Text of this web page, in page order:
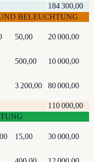
184 300,00
BELEUCHTUNG
50,00 20 000,00
500,00 10 000,00
3 200,00 80 000,00
110 000,00
15,00 30 000,00